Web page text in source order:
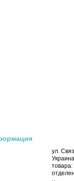
ул.